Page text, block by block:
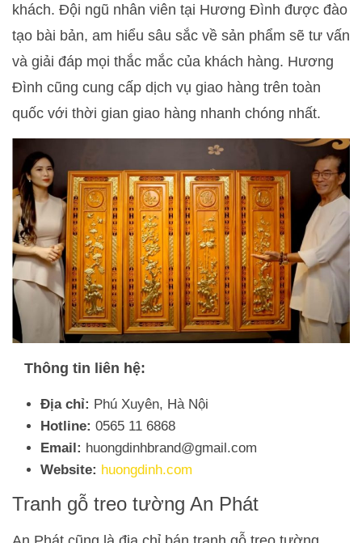
khách. Đội ngũ nhân viên tại Hương Đình được đào
tạo bài bản, am hiểu sâu sắc về sản phẩm sẽ tư vấn
và giải đáp mọi thắc mắc của khách hàng. Hương
Đình cũng cung cấp dịch vụ giao hàng trên toàn
quốc với thời gian giao hàng nhanh chóng nhất.
Thông tin liên hệ:
Địa chỉ: Phú Xuyên, Hà Nội
Hotline: 0565 11 6868
Email: huongdinhbrand@gmail.com
Website: huongdinh.com
Tranh gỗ treo tường An Phát